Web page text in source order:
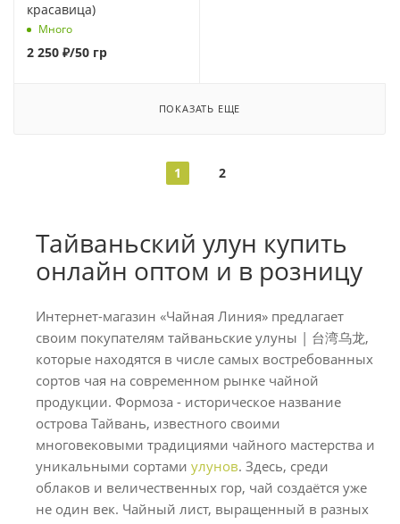
красавица)
Много
2 250 ₽/50 гр
ПОКАЗАТЬ ЕЩЕ
1 2
Тайваньский улун купить
онлайн оптом и в розницу
Интернет-магазин «Чайная Линия» предлагает
своим покупателям тайваньские улуны | 台湾乌龙,
которые находятся в числе самых востребованных
сортов чая на современном рынке чайной
продукции. Формоза - историческое название
острова Тайвань, известного своими
многовековыми традициями чайного мастерства и
уникальными сортами улунов. Здесь, среди
облаков и величественных гор, чай создаётся уже
не один век. Чайный лист, выращенный в разных